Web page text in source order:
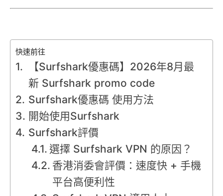
快速前往
【Surfshark優惠碼】2026年8月最
新 Surfshark promo code
Surfshark優惠碼 使用方法
開始使用Surfshark
Surfshark評價
選擇 Surfshark VPN 的原因？
香港消委會評價：速度快 + 手機
平台高便利性